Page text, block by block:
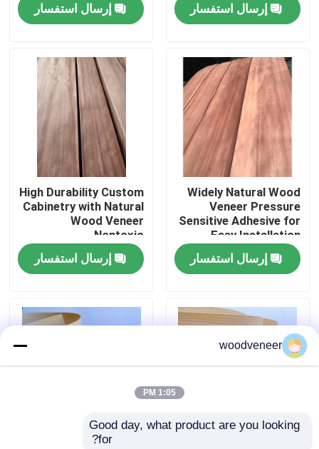
منتجات
معلومات عنا
جولة في المعمل
رقابة جودة
اتصل بنا
اطلب اقتباس
قشرة الخشب الطبيعي
إرسال استفسار
إرسال استفسار
Widely Natural Wood
Veneer Pressure
Sensitive Adhesive for
Easy Installation
إرسال استفسار
High Durability Custom
Cabinetry with Natural
Wood Veneer
Nontoxic
إرسال استفسار
Widely Sturdy Genuine
woodveneer
1:05 PM
Good day, what product are you looking
for?